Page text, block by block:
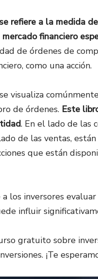
refiere a la medida
financiero
de órdenes de
como una acción.
visualiza
de órdenes. Este
. En el lado de las
de las ventas,
que están
los inversores
influir
gratuito sobre
¡Te